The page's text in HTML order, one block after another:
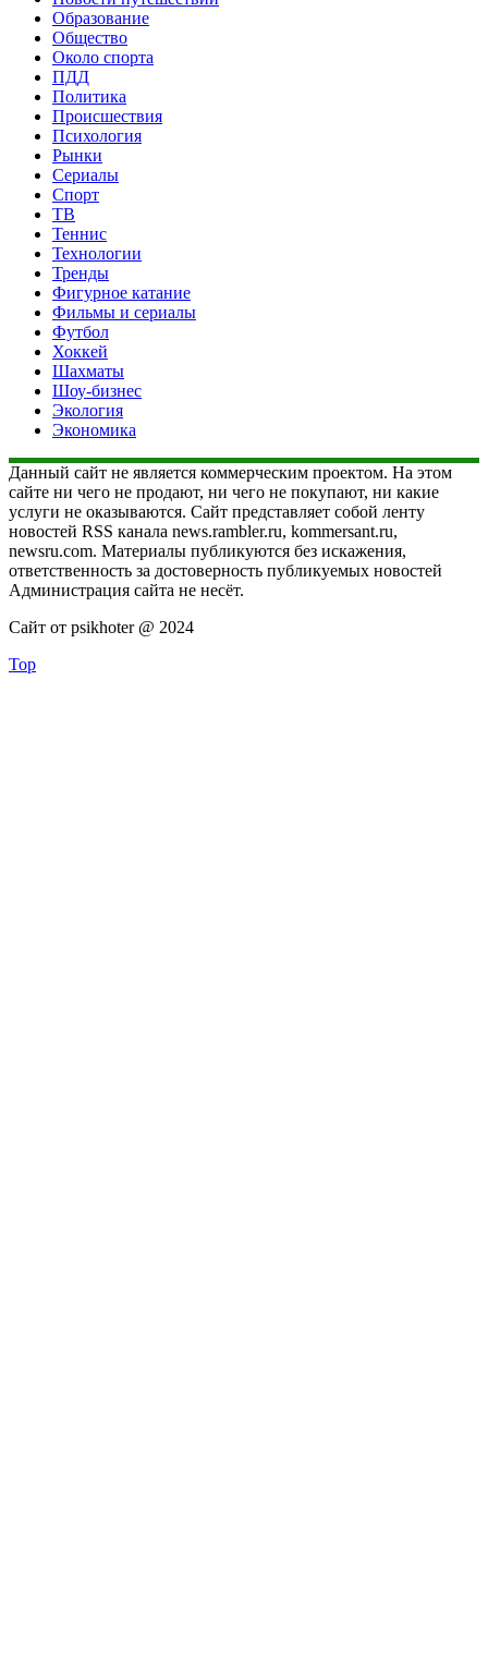
Образование
Общество
Около спорта
ПДД
Политика
Происшествия
Психология
Рынки
Сериалы
Спорт
ТВ
Теннис
Технологии
Тренды
Фигурное катание
Фильмы и сериалы
Футбол
Хоккей
Шахматы
Шоу-бизнес
Экология
Экономика
Данный сайт не является коммерческим проектом. На этом
сайте ни чего не продают, ни чего не покупают, ни какие
услуги не оказываются. Сайт представляет собой ленту
новостей RSS канала news.rambler.ru, kommersant.ru,
newsru.com. Материалы публикуются без искажения,
ответственность за достоверность публикуемых новостей
Администрация сайта не несёт.
Сайт от psikhoter @ 2024
Top